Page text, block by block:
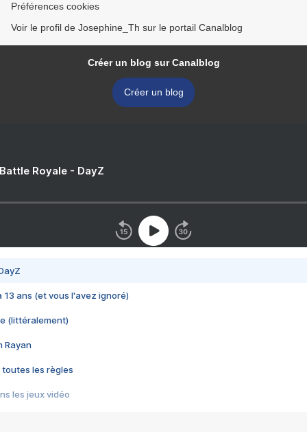
Préférences cookies
Voir le profil de Josephine_Th sur le portail Canalblog
Créer un blog sur Canalblog
Créer un blog
Royale - DayZ
13 ans (et vous l'avez ignoré)
(littéralement)
Rayan
toutes les règles
les jeux vidéo